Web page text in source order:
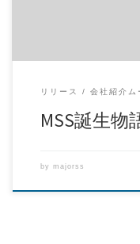
リリース 会社紹介ム
MSS誕生物
by majorss